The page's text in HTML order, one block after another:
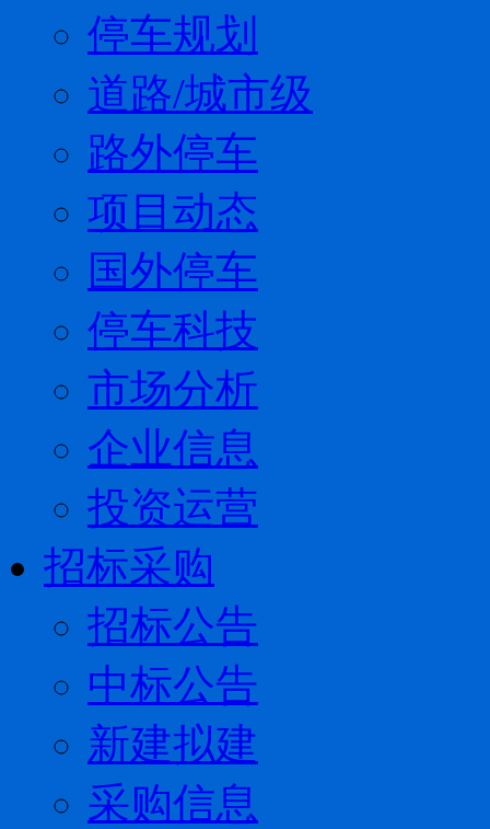
停车规划
道路/城市级
路外停车
项目动态
国外停车
停车科技
市场分析
企业信息
投资运营
招标采购
招标公告
中标公告
新建拟建
采购信息